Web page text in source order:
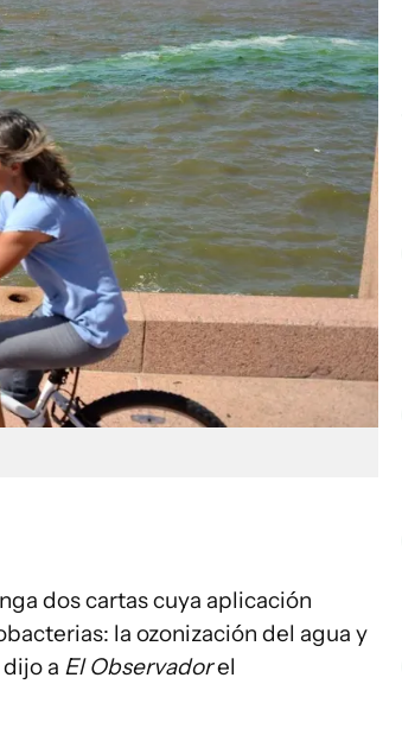
dos cartas cuya aplicación
la ozonización del agua y
a El Observadorel